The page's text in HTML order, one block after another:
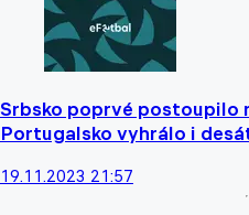
Srbsko poprvé postoupilo
Portugalsko vyhrálo i
19.11.2023 21:57